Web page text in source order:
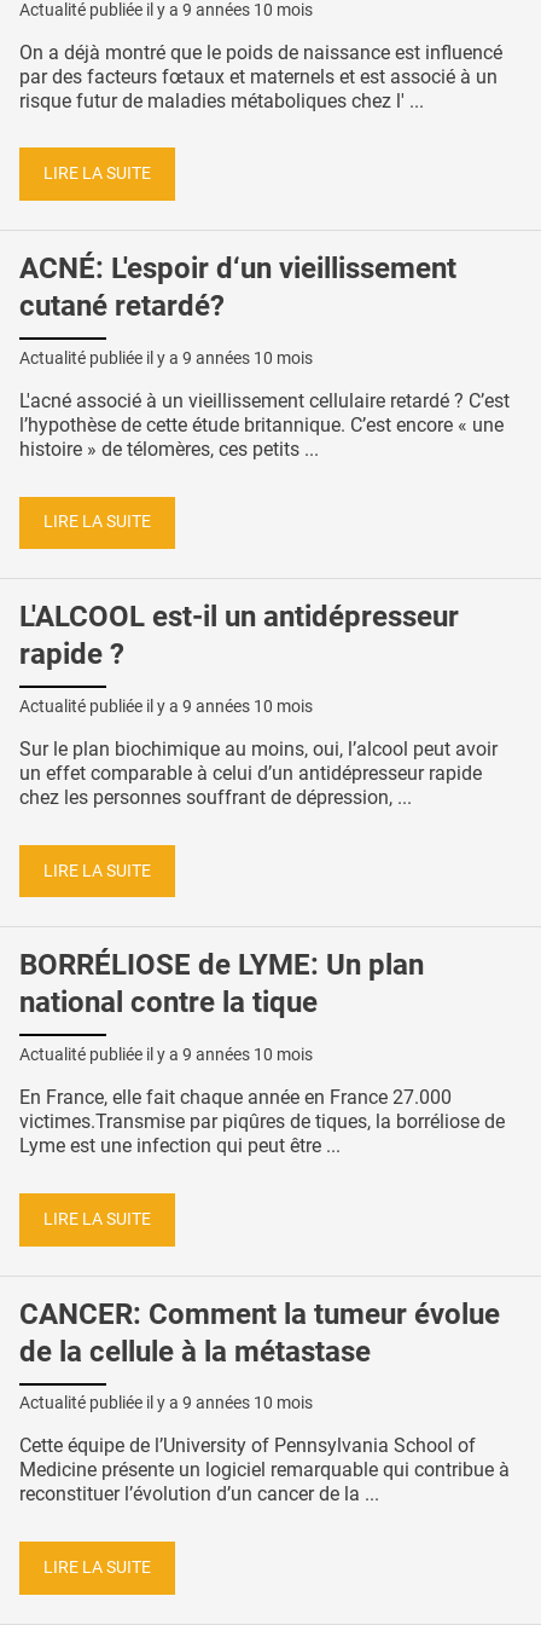
Actualité publiée il y a 9 années 10 mois
On a déjà montré que le poids de naissance est influencé
par des facteurs fœtaux et maternels et est associé à un
risque futur de maladies métaboliques chez l' ...
LIRE LA SUITE
ACNÉ: L'espoir d‘un vieillissement
cutané retardé?
Actualité publiée il y a 9 années 10 mois
L'acné associé à un vieillissement cellulaire retardé ? C’est
l’hypothèse de cette étude britannique. C’est encore « une
histoire » de télomères, ces petits ...
LIRE LA SUITE
L'ALCOOL est-il un antidépresseur
rapide ?
Actualité publiée il y a 9 années 10 mois
Sur le plan biochimique au moins, oui, l’alcool peut avoir
un effet comparable à celui d’un antidépresseur rapide
chez les personnes souffrant de dépression, ...
LIRE LA SUITE
BORRÉLIOSE de LYME: Un plan
national contre la tique
Actualité publiée il y a 9 années 10 mois
En France, elle fait chaque année en France 27.000
victimes.Transmise par piqûres de tiques, la borréliose de
Lyme est une infection qui peut être ...
LIRE LA SUITE
CANCER: Comment la tumeur évolue
de la cellule à la métastase
Actualité publiée il y a 9 années 10 mois
Cette équipe de l’University of Pennsylvania School of
Medicine présente un logiciel remarquable qui contribue à
reconstituer l’évolution d’un cancer de la ...
LIRE LA SUITE